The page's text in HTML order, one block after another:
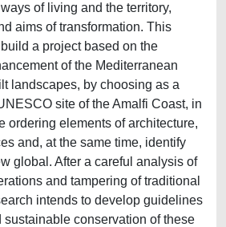
of living and the territory,
aims of transformation. This
a project based on the
of the Mediterranean
landscapes, by choosing as a
site of the Amalfi Coast, in
ordering elements of architecture,
and, at the same time, identify
global. After a careful analysis of
and tampering of traditional
intends to develop guidelines
sustainable conservation of these